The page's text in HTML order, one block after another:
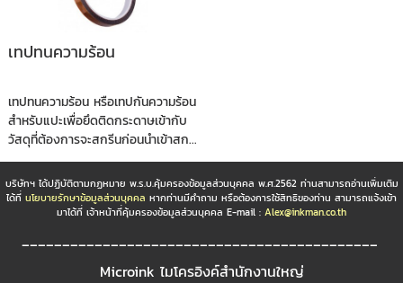
เทปทนความร้อน
เทปทนความร้อน หรือเทปกันความร้อน
สำหรับแปะเพื่อยึดติดกระดาษเข้ากับ
วัสดุที่ต้องการจะสกรีนก่อนนำเข้าสก...
บริษัทฯ ได้ปฏิบัติตามกฏหมาย พ.ร.บ.คุ้มครองข้อมูลส่วนบุคคล พ.ศ.2562 ท่านสามารถอ่านเพิ่มเติม
ได้ที่ นโยบายรักษาข้อมูลส่วนบุคคล หากท่านมีคำถาม หรือต้องการใช้สิทธิของท่าน สามารถแจ้งเข้า
มาได้ที่ เจ้าหน้าที่คุ้มครองข้อมูลส่วนบุคคล E-mail : Alex@inkman.co.th
____________________________________________
Microink ไมโครอิงค์สำนักงานใหญ่